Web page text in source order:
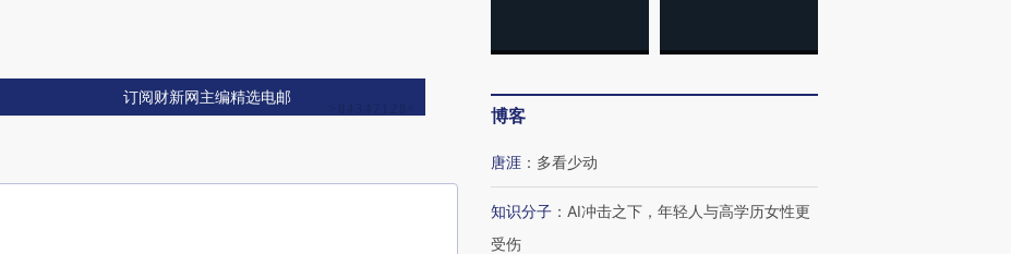
订阅财新网主编精选电邮
博客
唐涯 ： 多看少动
知识分子 ： AI冲击之下，年轻人与高学历女性更
受伤